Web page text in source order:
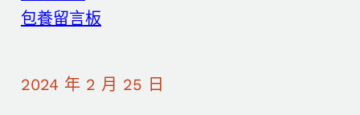
包養留言板
2024 年 2 月 25 日